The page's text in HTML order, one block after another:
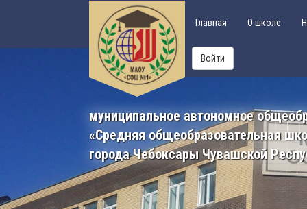
Главная О школе
Войти
муниципальное автономное
«Средняя общеобразовательная
города Чебоксары Чувашской